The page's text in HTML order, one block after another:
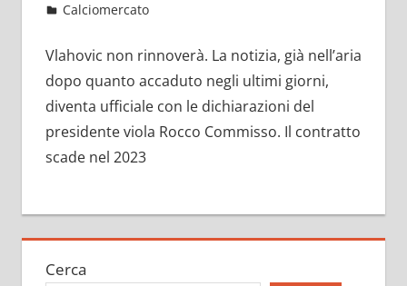
solo
Ottobre 6, 2021
admin
Calciomercato
Vlahovic non rinnoverà. La notizia, già nell’aria
dopo quanto accaduto negli ultimi giorni,
diventa ufficiale con le dichiarazioni del
presidente viola Rocco Commisso. Il contratto
scade nel 2023
Cerca